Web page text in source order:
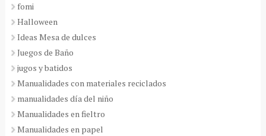
fomi
Halloween
Ideas Mesa de dulces
Juegos de Baño
jugos y batidos
Manualidades con materiales reciclados
manualidades día del niño
Manualidades en fieltro
Manualidades en papel